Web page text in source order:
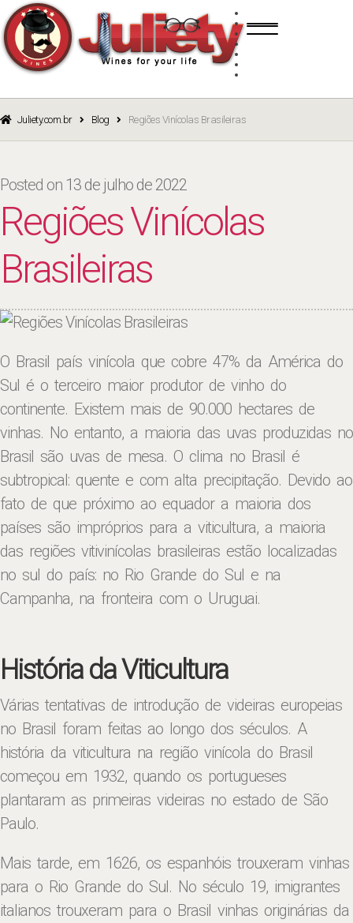
navigation
content
BRANCO
ROSÉ
Juliety.com.br Blog Regiões Vinícolas Brasileiras
Posted on 13 de julho de 2022
Regiões Vinícolas
Brasileiras
O Brasil país vinícola que cobre 47% da América do
Sul é o terceiro maior produtor de vinho do
continente. Existem mais de 90.000 hectares de
vinhas. No entanto, a maioria das uvas produzidas no
Brasil são uvas de mesa. O clima no Brasil é
subtropical: quente e com alta precipitação. Devido ao
fato de que próximo ao equador a maioria dos
países são impróprios para a viticultura, a maioria
das regiões vitivinícolas brasileiras estão localizadas
no sul do país: no Rio Grande do Sul e na
Campanha, na fronteira com o Uruguai.
História da Viticultura
Várias tentativas de introdução de videiras europeias
no Brasil foram feitas ao longo dos séculos. A
história da viticultura na região vinícola do Brasil
começou em 1932, quando os portugueses
plantaram as primeiras videiras no estado de São
Paulo.
Mais tarde, em 1626, os espanhóis trouxeram vinhas
para o Rio Grande do Sul. No século 19, imigrantes
italianos trouxeram para o Brasil vinhas originárias da